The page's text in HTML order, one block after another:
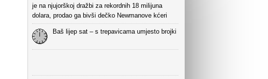
je na njujorškoj dražbi za rekordnih 18 milijuna
dolara, prodao ga bivši dečko Newmanove kćeri
Baš lijep sat – s trepavicama umjesto brojki